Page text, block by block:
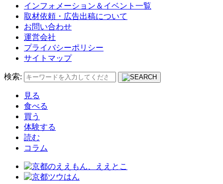
インフォメーション＆イベント一覧
取材依頼・広告出稿について
お問い合わせ
運営会社
プライバシーポリシー
サイトマップ
検索:
見る
食べる
買う
体験する
読む
コラム